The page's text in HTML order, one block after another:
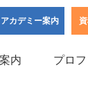
内 プロ
アカデミー案内